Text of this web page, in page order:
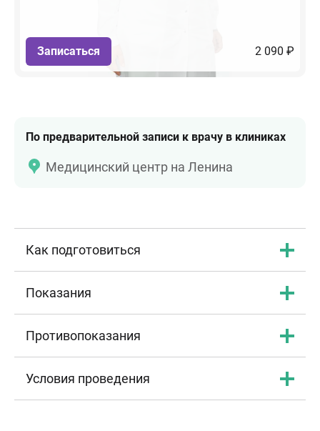
Записаться 2 090 ₽
По предварительной записи к врачу в клиниках
Медицинский центр на Ленина
Как подготовиться
Показания
Противопоказания
Условия проведения